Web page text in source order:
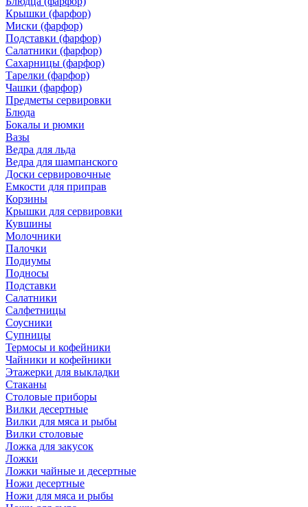
Крышки (фарфор)
Миски (фарфор)
Подставки (фарфор)
Салатники (фарфор)
Сахарницы (фарфор)
Тарелки (фарфор)
Чашки (фарфор)
Предметы сервировки
Блюда
Бокалы и рюмки
Вазы
Ведра для льда
Ведра для шампанского
Доски сервировочные
Емкости для приправ
Корзины
Крышки для сервировки
Кувшины
Молочники
Палочки
Подиумы
Подносы
Подставки
Салатники
Салфетницы
Соусники
Супницы
Термосы и кофейники
Чайники и кофейники
Этажерки для выкладки
Стаканы
Столовые приборы
Вилки десертные
Вилки для мяса и рыбы
Вилки столовые
Ложка для закусок
Ложки
Ложки чайные и десертные
Ножи десертные
Ножи для мяса и рыбы